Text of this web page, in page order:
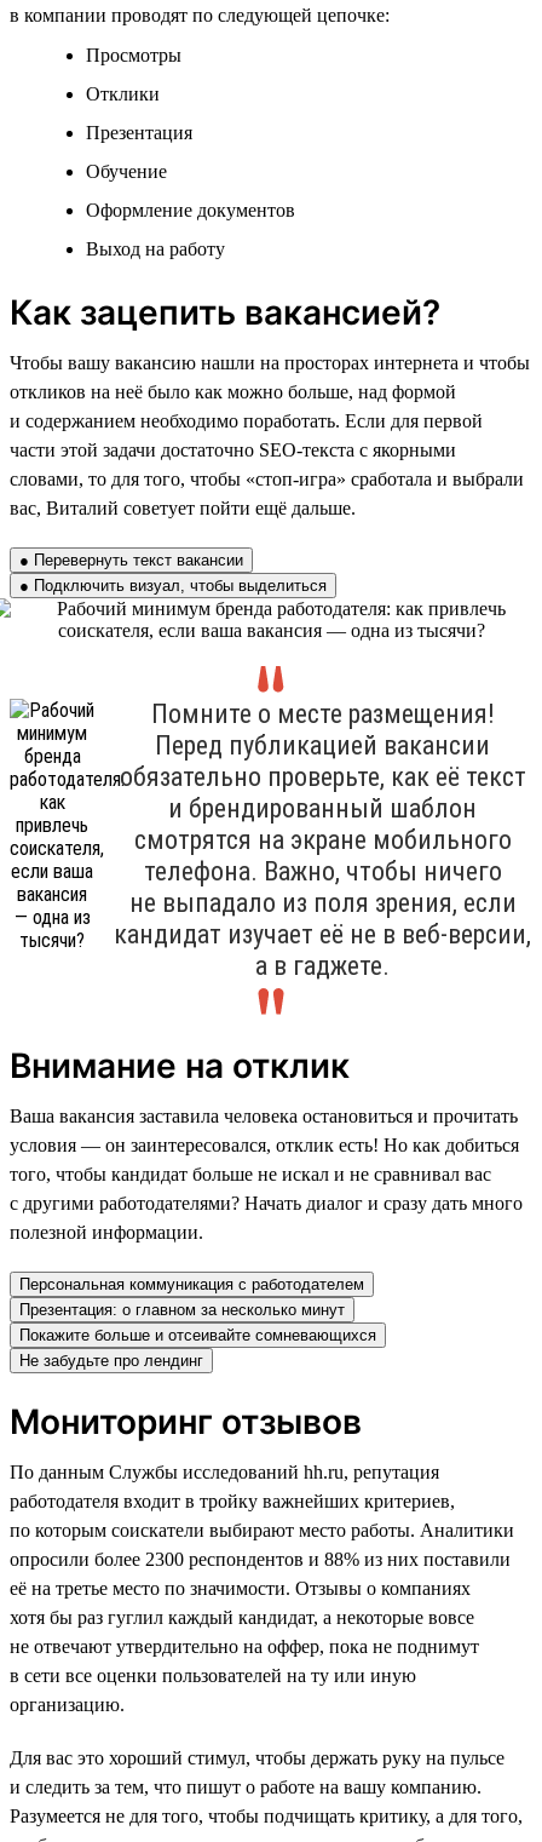
в компании проводят по следующей цепочке:
Просмотры
Отклики
Презентация
Обучение
Оформление документов
Выход на работу
Как зацепить вакансией?
Чтобы вашу вакансию нашли на просторах интернета и чтобы
откликов на неё было как можно больше, над формой
и содержанием необходимо поработать. Если для первой
части этой задачи достаточно SEO-текста с якорными
словами, то для того, чтобы «стоп-игра» сработала и выбрали
вас, Виталий советует пойти ещё дальше.
● Перевернуть текст вакансии
● Подключить визуал, чтобы выделиться
Помните о месте размещения!
Перед публикацией вакансии
обязательно проверьте, как её текст
и брендированный шаблон
смотрятся на экране мобильного
телефона. Важно, чтобы ничего
не выпадало из поля зрения, если
кандидат изучает её не в веб-версии,
а в гаджете.
Внимание на отклик
Ваша вакансия заставила человека остановиться и прочитать
условия — он заинтересовался, отклик есть! Но как добиться
того, чтобы кандидат больше не искал и не сравнивал вас
с другими работодателями? Начать диалог и сразу дать много
полезной информации.
Персональная коммуникация с работодателем
Презентация: о главном за несколько минут
Покажите больше и отсеивайте сомневающихся
Не забудьте про лендинг
Мониторинг отзывов
По данным Службы исследований hh.ru, репутация
работодателя входит в тройку важнейших критериев,
по которым соискатели выбирают место работы. Аналитики
опросили более 2300 респондентов и 88% из них поставили
её на третье место по значимости. Отзывы о компаниях
хотя бы раз гуглил каждый кандидат, а некоторые вовсе
не отвечают утвердительно на оффер, пока не поднимут
в сети все оценки пользователей на ту или иную
организацию.
Для вас это хороший стимул, чтобы держать руку на пульсе
и следить за тем, что пишут о работе на вашу компанию.
Разумеется не для того, чтобы подчищать критику, а для того,